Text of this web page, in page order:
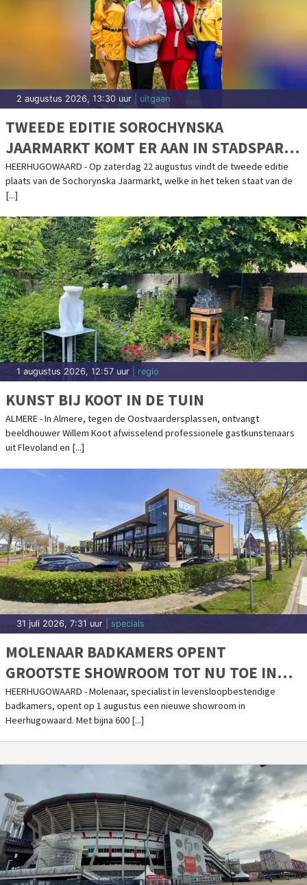
2 augustus 2026, 13:30 uur | uitgaan
TWEEDE EDITIE SOROCHYNSKA
JAARMARKT KOMT ER AAN IN STADSPARK
DE PAREL
HEERHUGOWAARD - Op zaterdag 22 augustus vindt de tweede editie
plaats van de Sochorynska Jaarmarkt, welke in het teken staat van de
[...]
1 augustus 2026, 12:57 uur | regio
KUNST BIJ KOOT IN DE TUIN
ALMERE - In Almere, tegen de Oostvaardersplassen, ontvangt
beeldhouwer Willem Koot afwisselend professionele gastkunstenaars
uit Flevoland en [...]
31 juli 2026, 7:31 uur | specials
MOLENAAR BADKAMERS OPENT
GROOTSTE SHOWROOM TOT NU TOE IN
HEERHUGOWAARD
HEERHUGOWAARD - Molenaar, specialist in levensloopbestendige
badkamers, opent op 1 augustus een nieuwe showroom in
Heerhugowaard. Met bijna 600 [...]